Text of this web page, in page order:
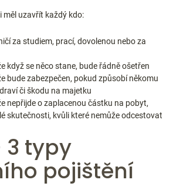
měl uzavřít každý kdo:
za studiem, prací, dovolenou nebo za
když se něco stane, bude řádně ošetřen
bude zabezpečen, pokud způsobí někomu
či škodu na majetku
nepřijde o zaplacenou částku na pobyt,
skutečnosti, kvůli které nemůže odcestovat
3 typy
pojištění